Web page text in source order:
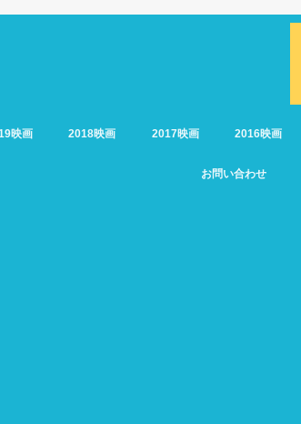
映画 2018映画 2017映画 2016映画
お問い合わせ